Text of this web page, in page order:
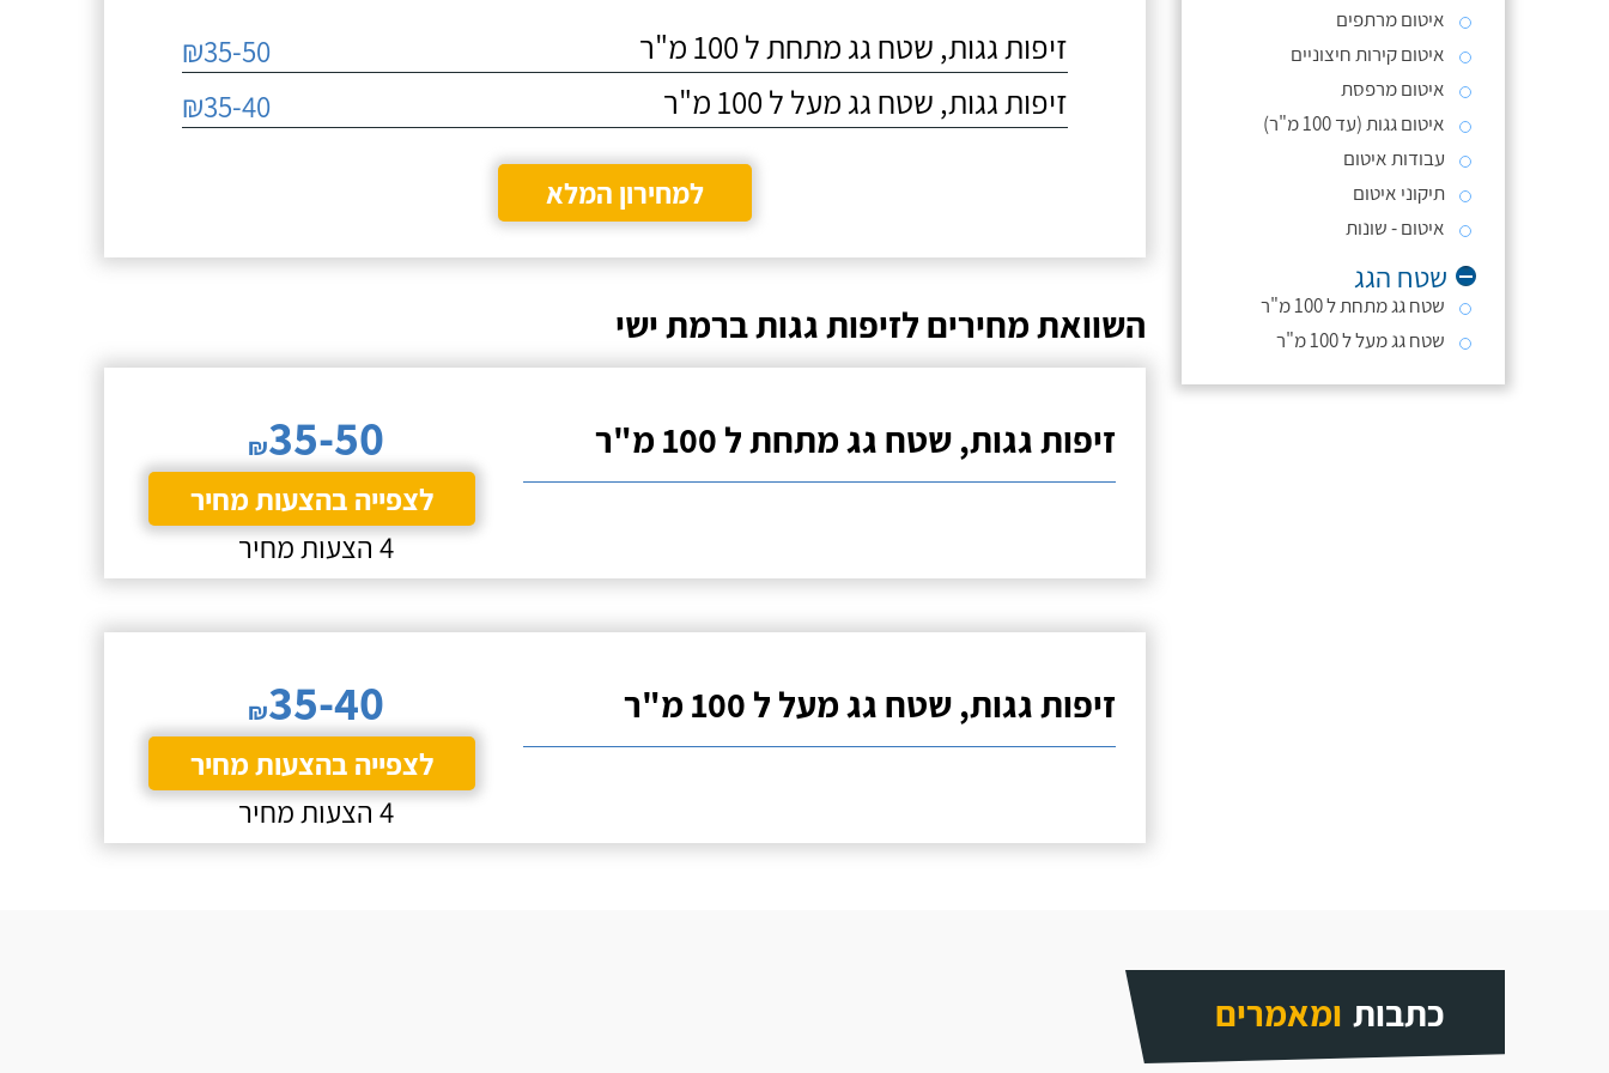
איטום מרתפים
איטום קירות חיצוניים
איטום מרפסת
איטום גגות (עד 100 מ"ר)
עבודות איטום
תיקוני איטום
איטום - שונות
שטח הגג
שטח גג מתחת ל 100 מ"ר
שטח גג מעל ל 100 מ"ר
לאחר סקר שוק
שעשינו, החלטנו
לעבוד עם "חלבי רביע
איטום".
ורק את סמי מוסא
מאוד גבוהה ועם הזמן
למדתי פשוט שמדובר
בבן אדם שאפשר
לסמוך עליו.
זיפות גגות, שטח גג מתחת ל 100 מ"ר ₪35-50
זיפות גגות, שטח גג מעל ל 100 מ"ר ₪35-40
למחירון המלא
השוואת מחירים לזיפות גגות ברמת ישי
זיפות גגות, שטח גג מתחת ל 100 מ"ר ₪35-50
לצפייה בהצעות מחיר
4 הצעות מחיר
זיפות גגות, שטח גג מעל ל 100 מ"ר ₪35-40
לצפייה בהצעות מחיר
4 הצעות מחיר
כתבות ומאמרים